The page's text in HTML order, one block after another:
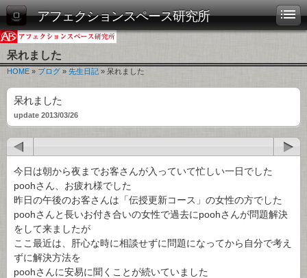
アフェクションスペース研究所
呆れました
HOME » ブログ » 先生日記 » 呆れました
呆れました
update 2013/03/26
今日は朝から夜までお客さんが入っていて忙しい一日でした
poohさん、お疲れ様でした
昨日の午後のお客さんは「伝授更新コース」の女性の方でした
poohさんと長いお付き合いの女性で過去にpoohさんが問題解決
をして来ましたが
ここ最近は、肝心な時に相談せずに問題になってから自分で考え
ずに解決方法を
poohさんに安易に聞くことが続いていました